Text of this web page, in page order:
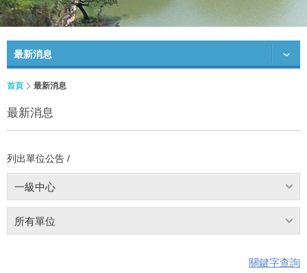
最新消息
首頁 最新消息
最新消息
列出單位公告 /
一級中心
所有單位
關鍵字查詢